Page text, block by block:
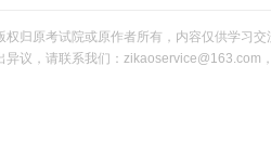
权归原考试院或原作者所有，内容仅供学习
异议，请联系我们：zikaoservice@163.com